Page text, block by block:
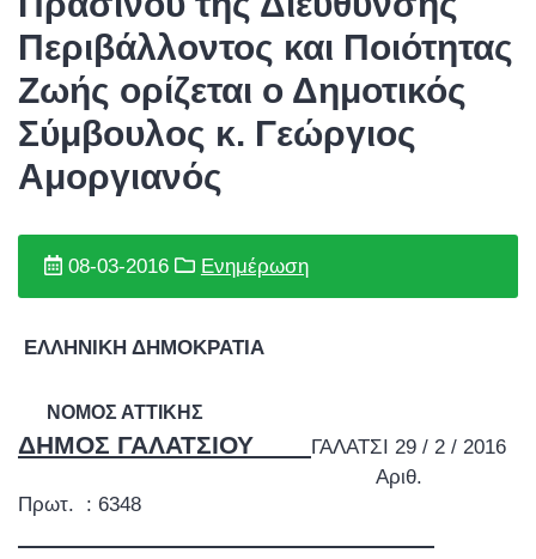
Περιβάλλοντος και Ποιότητας
Ζωής ορίζεται ο Δημοτικός
Σύμβουλος κ. Γεώργιος
Αμοργιανός
08-03-2016 Ενημέρωση
ΕΛΛΗΝΙΚΗ ΔΗΜΟΚΡΑΤΙΑ
ΝΟΜΟΣ ΑΤΤΙΚΗΣ
ΔΗΜΟΣ ΓΑΛΑΤΣΙΟΥ
ΓΑΛΑΤΣΙ 29 / 2 / 2016
Αριθ.
Πρωτ. : 6348